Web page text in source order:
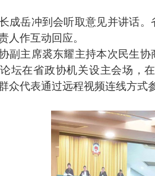
成岳冲到会听取意见并讲话
人作互动回应。
副主席裘东耀主持本次民生
坛在省政协机关设主会场，
众代表通过远程视频连线方式